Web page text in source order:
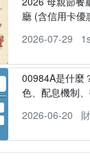
廳 (含信用卡優
2026-07-29
00984A是什麼
色、配息機制
2026-06-20